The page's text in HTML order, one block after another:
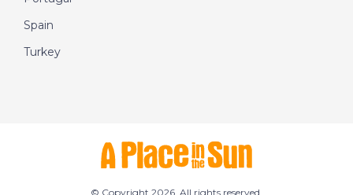
Spain
Turkey
© Copyright 2026. All rights reserved.